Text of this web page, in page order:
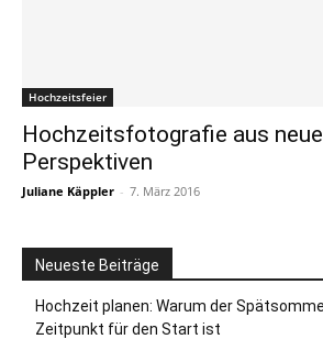
Hochzeitsfeier
Hochzeitsfotografie aus
Perspektiven
Juliane Käppler - 7. März 2016
Neueste Beiträge
Hochzeit planen: Warum der
Zeitpunkt für den Start ist